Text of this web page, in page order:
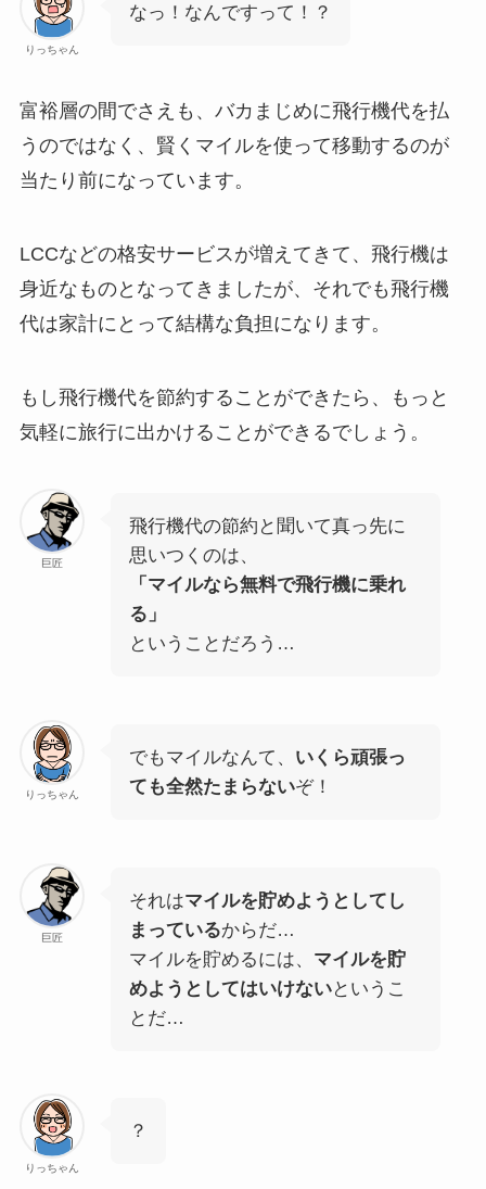
りっちゃん
なっ！なんですって！？
富裕層の間でさえも、バカまじめに飛行機代を払
うのではなく、 賢くマイルを使って移動するのが
当たり前になっています。
LCCなどの格安サービスが増えてきて、飛行機は
身近なものとなってきましたが、それでも 飛行機
代は家計にとって結構な負担になります。
もし飛行機代を節約することができたら、もっと
気軽に旅行に出かけることができるでしょう。
巨匠
飛行機代の節約と聞いて真っ先に
思いつくのは、
「マイルなら無料で飛行機に乗れ
る」
ということだろう…
りっちゃん
でもマイルなんて、 いくら頑張っ
ても全然たまらないぞ！
巨匠
それはマイルを貯めようとしてし
まっているからだ…
マイルを貯めるには、 マイルを貯
めようとしてはいけないというこ
とだ…
りっちゃん
？